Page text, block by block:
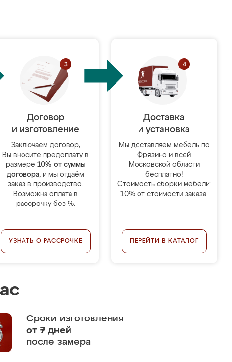
Договор
и изготовление
Заключаем договор,
Вы вносите предоплату в
размере 10% от суммы
договора, и мы отдаём
заказ в производство.
Возможна оплата в
рассрочку без %.
УЗНАТЬ О РАССРОЧКЕ
Доставка
и установка
Мы доставляем мебель по
Фрязино и всей
Московской области
бесплатно!
Стоимость сборки мебели:
10% от стоимости заказа.
ПЕРЕЙТИ В КАТАЛОГ
Сроки изготовления
от 7 дней
после замера